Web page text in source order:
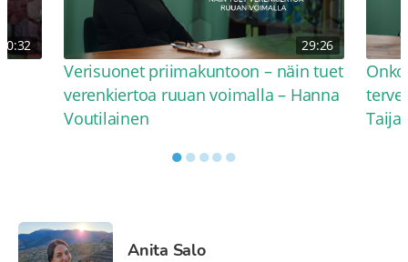
30:32 29:26
Verisuonet priimakuntoon – näin tuet
verenkiertoa ruuan voimalla – Hanna
Voutilainen
Taija
●●●●●
Anita Salo